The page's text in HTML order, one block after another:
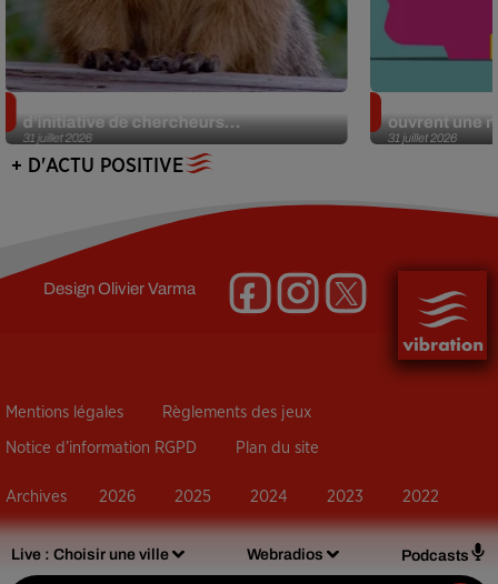
Live : Choisir une ville Webradios Podcasts
31 juillet 2026
d’initiative de chercheurs...
31 juillet 2026
ouvrent une
+ D'ACTU POSITIVE
DesignOlivier Varma
Mentions légales Règlements des jeux
Notice d’information RGPD Plan du site
Archives 2026 2025 2024 2023 2022